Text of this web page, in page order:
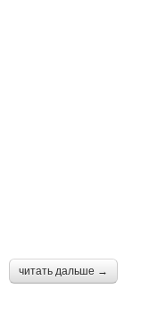
читать дальше →